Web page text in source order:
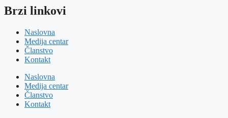
Brzi linkovi
Naslovna
Medija centar
Članstvo
Kontakt
Naslovna
Medija centar
Članstvo
Kontakt